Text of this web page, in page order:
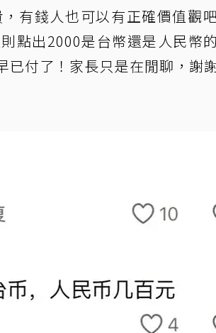
有錢人也可以有正確價值觀
點出2000是台幣還是人民幣
已付了！家長只是在閒聊，謝